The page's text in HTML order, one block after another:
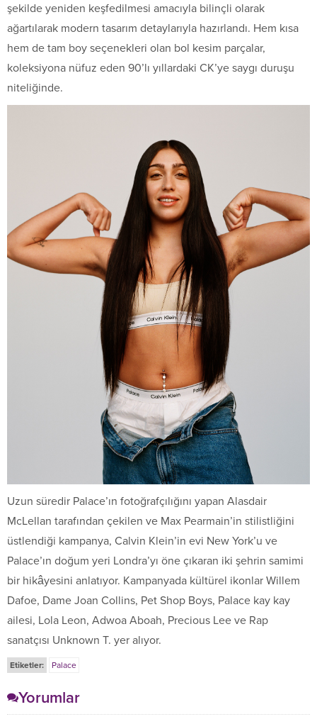
şekilde yeniden keşfedilmesi amacıyla bilinçli olarak
ağartılarak modern tasarım detaylarıyla hazırlandı. Hem kısa
hem de tam boy seçenekleri olan bol kesim parçalar,
koleksiyona nüfuz eden 90’lı yıllardaki CK’ye saygı duruşu
niteliğinde.
Uzun süredir Palace’ın fotoğrafçılığını yapan Alasdair
McLellan tarafından çekilen ve Max Pearmain’in stilistliğini
üstlendiği kampanya, Calvin Klein’in evi New York’u ve
Palace’ın doğum yeri Londra’yı öne çıkaran iki şehrin samimi
bir hikâyesini anlatıyor. Kampanyada kültürel ikonlar Willem
Dafoe, Dame Joan Collins, Pet Shop Boys, Palace kay kay
ailesi, Lola Leon, Adwoa Aboah, Precious Lee ve Rap
sanatçısı Unknown T. yer alıyor.
Etiketler: Palace
Yorumlar